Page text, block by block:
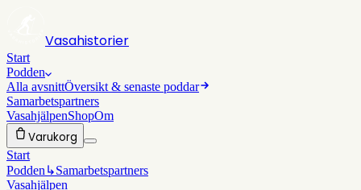
Vasahistorier
Start
Podden
Alla avsnittÖversikt & senaste poddar
Samarbetspartners
VasahjälpenShopOm
Varukorg
Start
Podden ↳Samarbetspartners
Vasahjälpen